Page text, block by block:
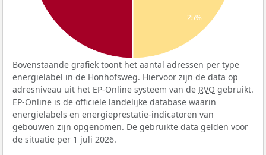
25%
Bovenstaande grafiek toont het aantal adressen per type
energielabel in de Honhofsweg. Hiervoor zijn de data op
adresniveau uit het EP-Online systeem van de RVO gebruikt.
EP-Online is de officiële landelijke database waarin
energielabels en energieprestatie-indicatoren van
gebouwen zijn opgenomen. De gebruikte data gelden voor
de situatie per 1 juli 2026.